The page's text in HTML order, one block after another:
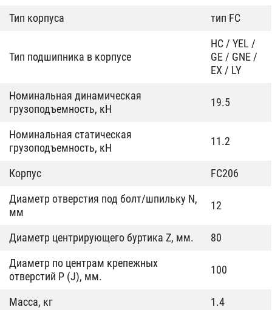
Тип корпуса тип FC
Тип подшипника в корпусе
HC / YEL /
GE / GNE /
EX / LY
Номинальная динамическая
грузоподъемность, кН
19.5
Номинальная статическая
грузоподъемность, кН
11.2
Корпус
FC206
Диаметр отверстия под болт/шпильку N,
мм
12
Диаметр центрирующего буртика Z, мм.
80
Диаметр по центрам крепежных
отверстий P (J), мм.
100
Масса, кг 1.4